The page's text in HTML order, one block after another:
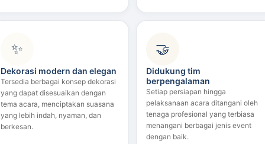
✨
Dekorasi modern dan elegan
Tersedia berbagai konsep dekorasi
yang dapat disesuaikan dengan
tema acara, menciptakan suasana
yang lebih indah, nyaman, dan
berkesan.
🤝
Didukung tim
berpengalaman
Setiap persiapan hingga
pelaksanaan acara ditangani oleh
tenaga profesional yang terbiasa
menangani berbagai jenis event
dengan baik.